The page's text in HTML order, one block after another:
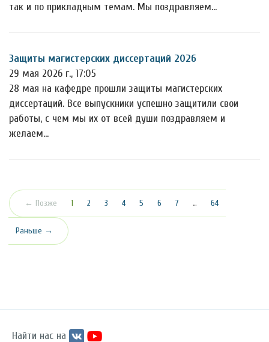
так и по прикладным темам. Мы поздравляем…
Защиты магистерских диссертаций 2026
29 мая 2026 г., 17:05
28 мая на кафедре прошли защиты магистерских
диссертаций. Все выпускники успешно защитили свои
работы, с чем мы их от всей души поздравляем и
желаем…
← Позже 1 (текущая)
2 3 4 5 6 7 … 64
Раньше →
Найти нас на